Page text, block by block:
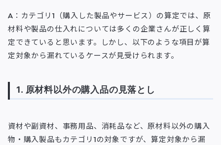
A：カテゴリ1（購入した製品やサービス）の算定では、原
材料や製品の仕入れについては多くの企業さんが正しく算
定できていると思います。しかし、以下のような項目が算
定対象から漏れているケースが見受けられます。
1. 原材料以外の購入品の見落とし
資材や副資材、事務用品、消耗品など、原材料以外の購入
物・購入製品もカテゴリ1の対象ですが、算定対象から漏